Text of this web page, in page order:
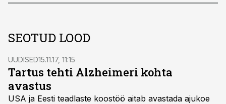
SEOTUD LOOD
UUDISED15.11.17, 11:15
Tartus tehti Alzheimeri kohta
avastus
USA ja Eesti teadlaste koostöö aitab avastada ajukoe